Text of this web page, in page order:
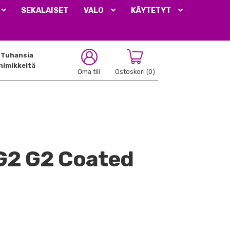
SEKALAISET VALO KÄYTETYT
Oma tili Ostoskori (0)
Tuhansia
G2 Coated